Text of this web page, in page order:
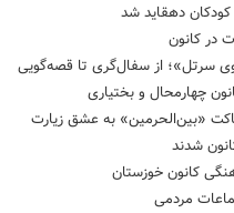
کودکان دهقاید شد
در کانون
سرتل»؛ از سفال‌گری تا قصه‌گویی
چهارمحال و بختیاری
«بین‌الحرمین» به عشق زیارت
شدند
کانون خوزستان
مردمی